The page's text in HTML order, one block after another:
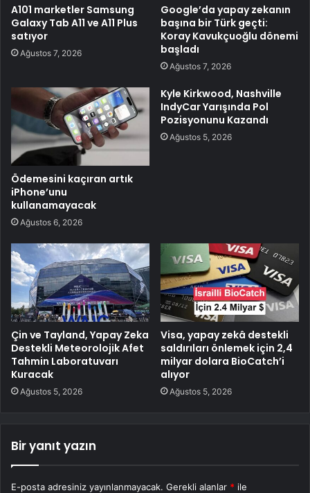
A101 marketler Samsung
Galaxy Tab A11 ve A11 Plus
satıyor
Ağustos 7, 2026
Google’da yapay zekanın
başına bir Türk geçti:
Koray Kavukçuoğlu dönemi
başladı
Ağustos 7, 2026
Ödemesini kaçıran artık
iPhone’unu
kullanamayacak
Ağustos 6, 2026
Kyle Kirkwood, Nashville
IndyCar Yarışında Pol
Pozisyonunu Kazandı
Ağustos 5, 2026
Çin ve Tayland, Yapay Zeka
Destekli Meteorolojik Afet
Tahmin Laboratuvarı
Kuracak
Ağustos 5, 2026
Visa, yapay zekâ destekli
saldırıları önlemek için 2,4
milyar dolara BioCatch’i
alıyor
Ağustos 5, 2026
Bir yanıt yazın
E-posta adresiniz yayınlanmayacak. Gerekli alanlar * ile